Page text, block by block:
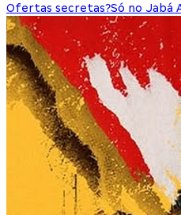
Ofertas secretas?Só no Jabá